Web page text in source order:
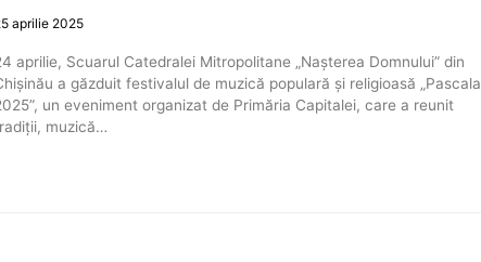
aprilie 2025
aprilie, Scuarul Catedralei Mitropolitane „Nașterea Domnului” din
a găzduit festivalul de muzică populară și religioasă „Pascala
un eveniment organizat de Primăria Capitalei, care a reunit
muzică…